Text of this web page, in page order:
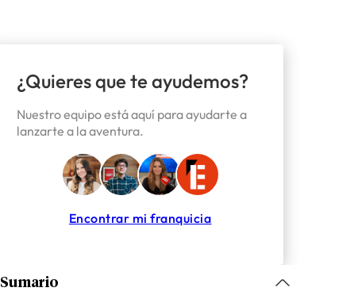
¿Quieres que te ayudemos?
Nuestro equipo está aquí para ayudarte a
lanzarte a la aventura.
Encontrar mi franquicia
Sumario